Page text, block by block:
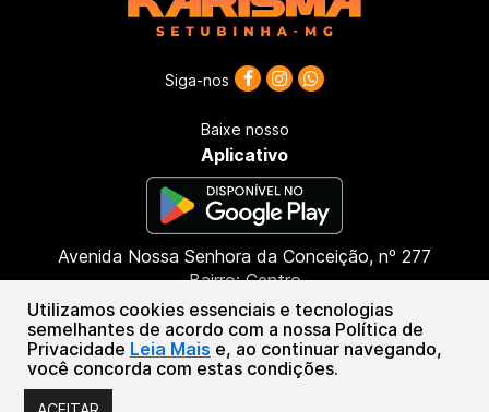
Utilizamos cookies essenciais e tecnologias
semelhantes de acordo com a nossa Política de
Privacidade Leia Mais e, ao continuar navegando,
você concorda com estas condições.
Avenida Nossa Senhora da Conceição, nº 277
Bairro: Centro
CEP: 39685-000
Setubinha - MG
(33) 99807-7051
Siga-nos
Baixe nosso
Aplicativo